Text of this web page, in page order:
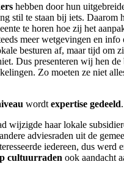
hebben door hun
stil te staan bij iets. Daarom
te horen hoe zij het
meer wetgevingen en info
besturen af, maar tijd om
Dus presenteren wij hen
Zo moeten ze niet
wordt expertise gedeeld.
wijzigde haar lokale
adviesraden uit de
iedereen, dus werd
cultuurraden ook aandacht